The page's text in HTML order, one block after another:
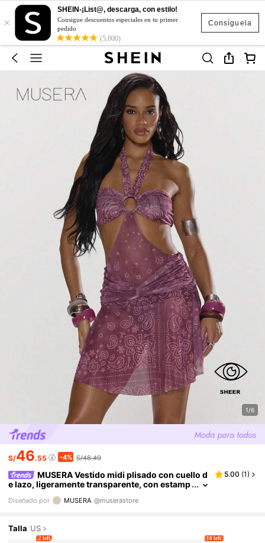
Consíguela
×
SHEIN-¡List@, descarga, con estilo!
Consigue descuentos especiales en tu primer
pedido
(5,000)
1/6
S/46.55 -4% S/48.49
MUSERA Vestido midi plisado con cuello d
e lazo, ligeramente transparente, con estamp
erano, vacaciones, playa, Ibiza, festivales y event
5.00 (1)
Diseñado por MUSERA @muserastore
Talla US
2 left 10 left